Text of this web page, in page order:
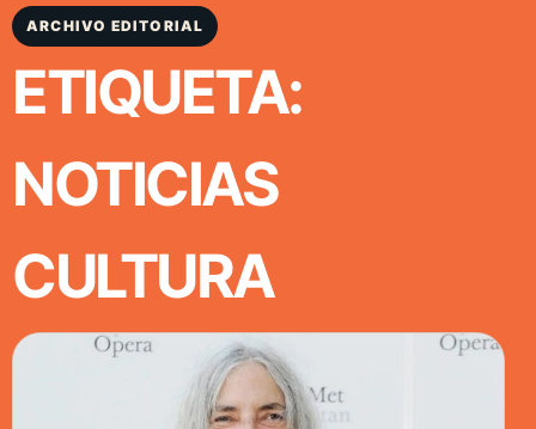
ARCHIVO EDITORIAL
ETIQUETA:
NOTICIAS
CULTURA